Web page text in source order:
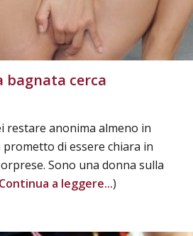
bagnata cerca
restare anonima almeno in
di essere chiara in
Sono una donna sulla
Continua a leggere...)